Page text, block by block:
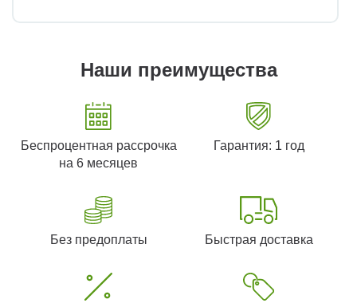
Наши преимущества
Беспроцентная рассрочка
на 6 месяцев
Гарантия: 1 год
Без предоплаты Быстрая доставка